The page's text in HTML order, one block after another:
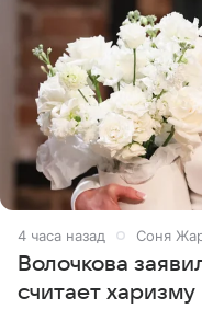
4 часа назад Соня
Волочкова
считает